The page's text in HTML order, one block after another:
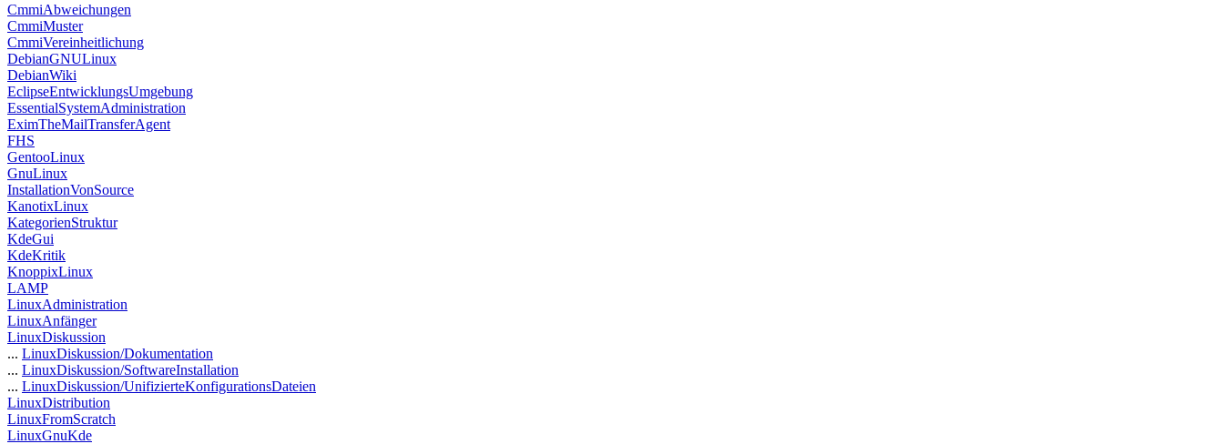
CmmiAbweichungen
CmmiMuster
CmmiVereinheitlichung
DebianGNULinux
DebianWiki
EclipseEntwicklungsUmgebung
EssentialSystemAdministration
EximTheMailTransferAgent
FHS
GentooLinux
GnuLinux
InstallationVonSource
KanotixLinux
KategorienStruktur
KdeGui
KdeKritik
KnoppixLinux
LAMP
LinuxAdministration
LinuxAnfänger
LinuxDiskussion
... LinuxDiskussion/Dokumentation
... LinuxDiskussion/SoftwareInstallation
... LinuxDiskussion/UnifizierteKonfigurationsDateien
LinuxDistribution
LinuxFromScratch
LinuxGnuKde